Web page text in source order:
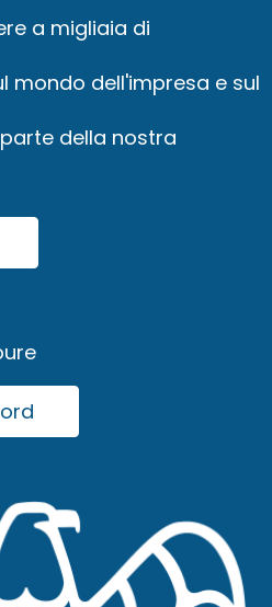
a migliaia di
mondo dell'impresa e sul
della nostra